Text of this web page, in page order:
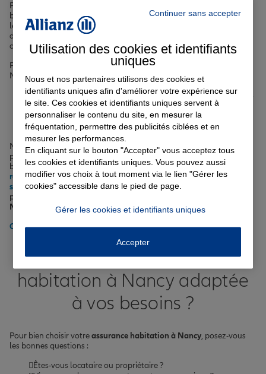
Pour vos déplacements à Nancy, que ce soit en voiture sur le
boulevard Lobau ou en scooter pour vous rendre à la faculté de
lettres,
l'assurance auto est indispensable
d'accident, de vol, d'incendie, de bris de glace ou encore de
catastrophes naturelles.
Plusieurs risques sont à considérer lorsqu'on conduit un véhicule à
Nancy :
La responsabilité civile en cas de dommages causés à un tiers
Les dommages corporels en cas de blessures
Les dommages matériels sur votre véhicule
L'assistance en cas de panne ou d'accident
Nous vous proposons différentes formules et options pour
personnaliser votre contrat d'assurance auto à Nancyselon vos
besoins :assurance auto pour petit rouleur,assurance malussé ou
résilié,assurance voiture électrique ou hybride,assurance auto
semi-autonome... Rendez-vous dans notre espace
pour en savoir plus sur les spécificités de
Nancy
Obtenir un tarif pour votre assurance auto à Nancy
Comment choisir l'assurance
habitation à Nancy adaptée
à vos besoins ?
Pour bien choisir votreassurance habitation à Nancy, posez-vous
les bonnes questions :
Êtes-vous locataire ou propriétaire ?
Continuer sans accepter
Utilisation des cookies et identifiants
uniques
Nous et nos partenaires utilisons des cookies et
identifiants uniques afin d'améliorer votre expérience sur
le site. Ces cookies et identifiants uniques servent à
personnaliser le contenu du site, en mesurer la
fréquentation, permettre des publicités ciblées et en
mesurer les performances.
En cliquant sur le bouton "Accepter" vous acceptez tous
les cookies et identifiants uniques. Vous pouvez aussi
modifier vos choix à tout moment via le lien "Gérer les
cookies" accessible dans le pied de page.
Gérer les cookies et identifiants uniques
Accepter